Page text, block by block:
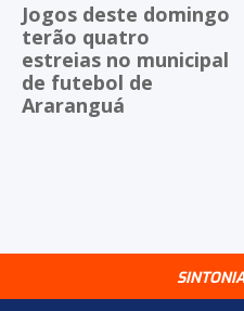
Jogos deste domingo
terão quatro
estreias no municipal
de futebol de
Araranguá